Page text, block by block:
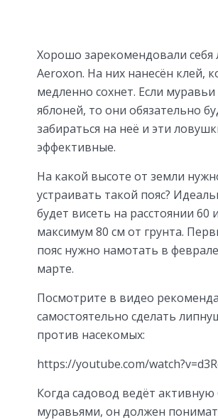
Хорошо зарекомендовали себя
Aeroxon. На них нанесён клей,
медленно сохнет. Если
яблоней, то они обязательно
забираться на неё и эти
эффективные.
На какой высоте от земли
устраивать такой пояс?
будет висеть на расстоянии 60
максимум 80 см от грунта.
пояс нужно намотать в
марте.
Посмотрите в видео
самостоятельно сделать
против насекомых:
https://youtube.com/
Когда садовод ведёт активную
муравьями, он должен